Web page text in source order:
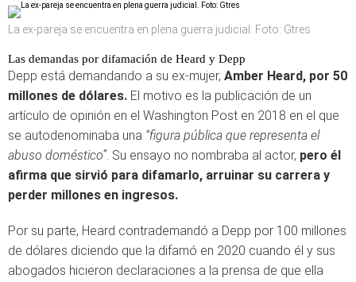
La ex-pareja se encuentra en plena guerra judicial. Foto: Gtres
Las demandas por difamación de Heard y Depp
Depp está demandando a su ex-mujer, Amber Heard, por 50
millones de dólares. El motivo es la publicación de un
artículo de opinión en el Washington Post en 2018 en el que
se autodenominaba una “figura pública que representa el
abuso doméstico”. Su ensayo no nombraba al actor, pero él
afirma que sirvió para difamarlo, arruinar su carrera y
perder millones en ingresos.
Por su parte, Heard contrademandó a Depp por 100 millones
de dólares diciendo que la difamó en 2020 cuando él y sus
abogados hicieron declaraciones a la prensa de que ella